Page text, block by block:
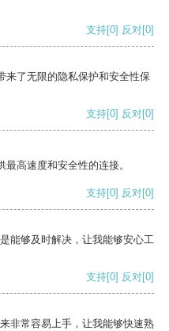
支持[0] 反对[0]
来了无限的隐私保护和安全性保
支持[0] 反对[0]
高速度和安全性的连接。
支持[0] 反对[0]
能够及时解决，让我能够安心工
支持[0] 反对[0]
非常容易上手，让我能够快速熟